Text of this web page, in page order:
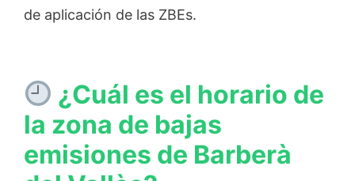
de aplicación de las ZBEs.
¿Cuál es el horario de
la zona de bajas
emisiones de Barberà